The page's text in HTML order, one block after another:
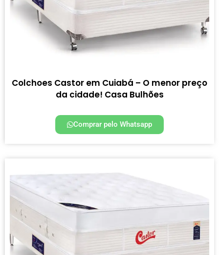
Colchoes Castor em Cuiabá – O menor preço
da cidade! Casa Bulhões
Comprar pelo Whatsapp